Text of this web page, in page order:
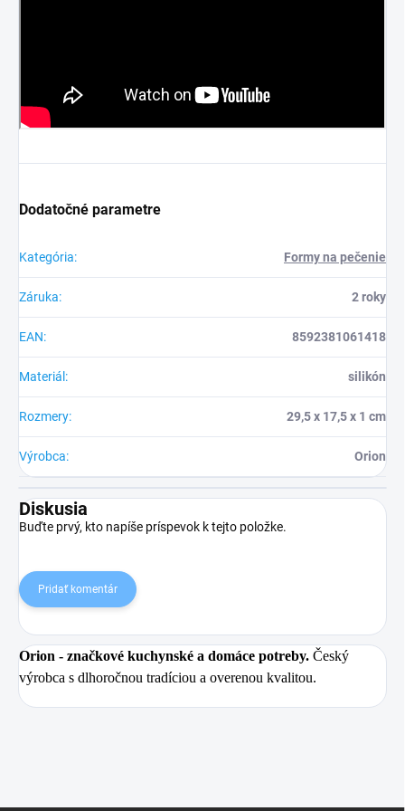
Dodatočné parametre
Kategória: Formy na pečenie
Záruka: 2 roky
EAN: 8592381061418
Materiál : silikón
Rozmery: 29,5 x 17,5 x 1 cm
Výrobca: Orion
Diskusia
Buďte prvý, kto napíše príspevok k tejto položke.
Pridať komentár
Orion - značkové kuchynské a domáce potreby. Český
výrobca s dlhoročnou tradíciou a overenou kvalitou.